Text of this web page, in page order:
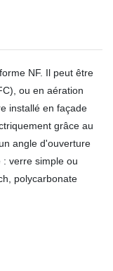
NF. Il peut être
ou en aération
installé en façade
grâce au
angle d'ouverture
: verre simple ou
polycarbonate